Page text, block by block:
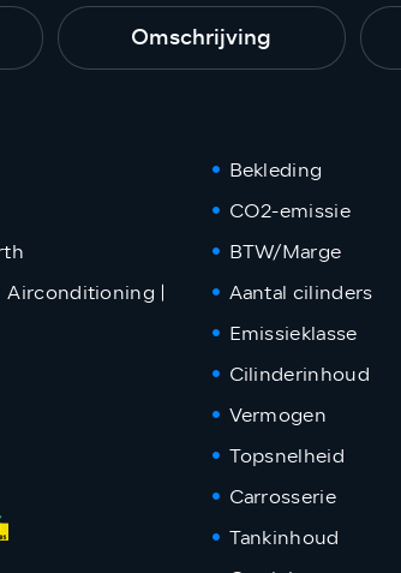
Omschrijving
Airconditioning |
Bekleding
CO2-emissie
BTW/Marge
Aantal cilinders
Emissieklasse
Cilinderinhoud
Vermogen
Topsnelheid
Carrosserie
Tankinhoud